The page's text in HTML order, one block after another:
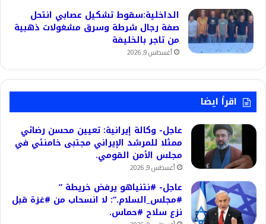
الداخلية:سقوط تشكيل عصابي انتحل
صفة رجال شرطة وسرق مشغولات ذهبية
من تاجر بالخليفة
أغسطس 9, 2026
اقرأ ايضا
عاجل- وكالة إيرانية: تعيين محسن رضائي
ممثلا للمرشد الإيراني مجتبى خامنئي في
مجلس الأمن القومي.
أغسطس 9, 2026
عاجل- #نتنياهو يرفض خريطة ”
#مجلس_السلام.”: لا انسحاب من #غزة قبل
نزع سلاح #حماس.